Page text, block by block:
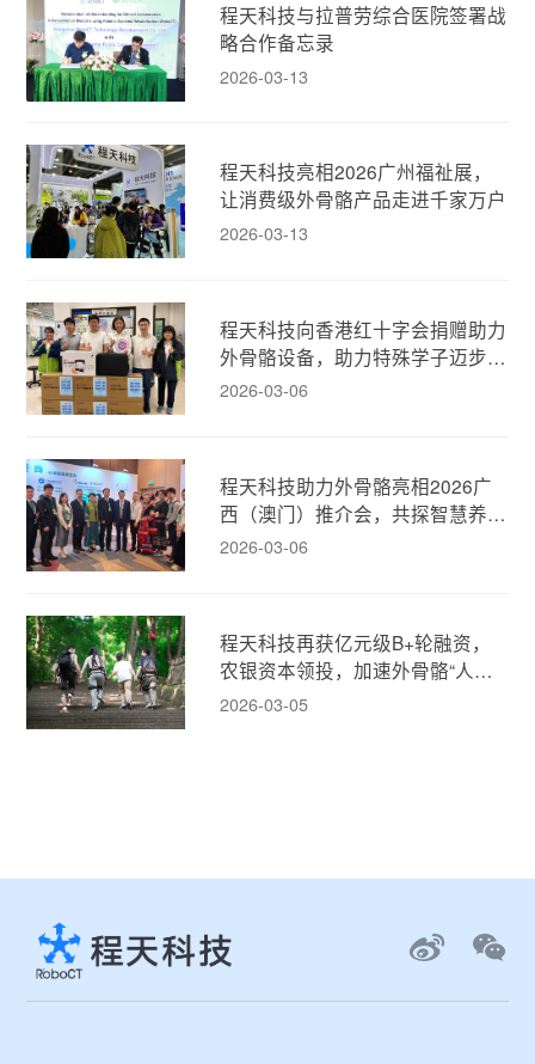
程天科技与拉普劳综合医院签署战
略合作备忘录
2026-03-13
程天科技亮相2026广州福祉展，
让消费级外骨骼产品走进千家万户
2026-03-13
程天科技向香港红十字会捐赠助力
外骨骼设备，助力特殊学子迈步新
生！
2026-03-06
程天科技助力外骨骼亮相2026广
西（澳门）推介会，共探智慧养老
新模式！
2026-03-06
程天科技再获亿元级B+轮融资，
农银资本领投，加速外骨骼“人机
融合”新消费时代！
2026-03-05